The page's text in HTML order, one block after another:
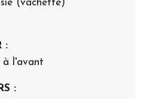
(vachette)
:
à l'avant
: